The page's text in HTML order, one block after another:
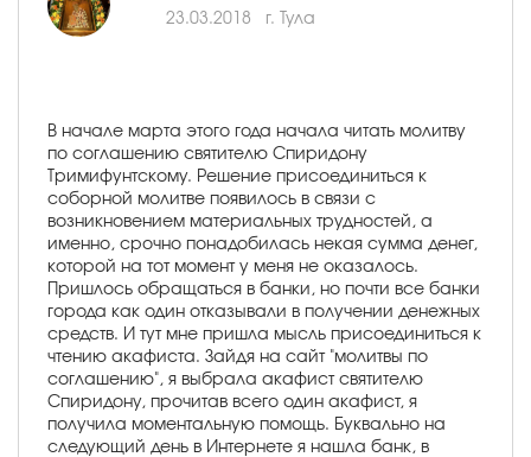
23.03.2018 г. Тула
В начале марта этого года начала читать молитву
по соглашению святителю Спиридону
Тримифунтскому. Решение присоединиться к
соборной молитве появилось в связи с
возникновением материальных трудностей, а
именно, срочно понадобилась некая сумма денег,
которой на тот момент у меня не оказалось.
Пришлось обращаться в банки, но почти все банки
города как один отказывали в получении денежных
средств. И тут мне пришла мысль присоединиться к
чтению акафиста. Зайдя на сайт "молитвы по
соглашению", я выбрала акафист святителю
Спиридону, прочитав всего один акафист, я
получила моментальную помощь. Буквально на
следующий день в Интернете я нашла банк, в